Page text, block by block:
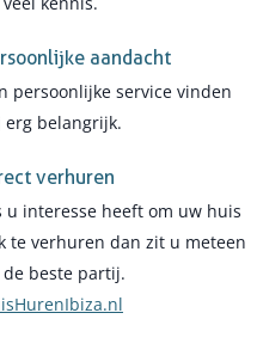
aandacht
persoonlijke service vinden
erg belangrijk.
verhuren
u interesse heeft om uw huis
te verhuren dan zit u meteen
beste partij.